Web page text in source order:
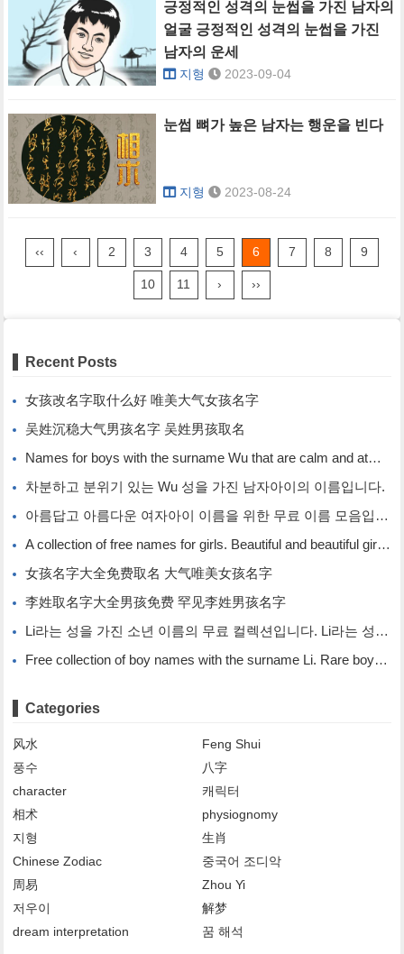
긍정적인 성격의 눈썹을 가진 남자의
얼굴 긍정적인 성격의 눈썹을 가진
남자의 운세
지형 2023-09-04
눈썹 뼈가 높은 남자는 행운을 빈다
지형 2023-08-24
‹‹ ‹ 2 3 4 5 6 7 8 9
10 11 › ››
Recent Posts
女孩改名字取什么好 唯美大气女孩名字
吴姓沉稳大气男孩名字 吴姓男孩取名
Names for boys with the surname Wu that are calm and atmospheric. Names for boys with the surname Wu.
차분하고 분위기 있는 Wu 성을 가진 남자아이의 이름입니다.
아름답고 아름다운 여자아이 이름을 위한 무료 이름 모음입니다.
A collection of free names for girls. Beautiful and beautiful girl names.
女孩名字大全免费取名 大气唯美女孩名字
李姓取名字大全男孩免费 罕见李姓男孩名字
Li라는 성을 가진 소년 이름의 무료 컬렉션입니다. Li라는 성을 가진 희귀한 소년 이름입니다.
Free collection of boy names with the surname Li. Rare boy names with the surname Li.
Categories
风水
Feng Shui
풍수
八字
character
캐릭터
相术
physiognomy
지형
生肖
Chinese Zodiac
중국어 조디악
周易
Zhou Yi
저우이
解梦
dream interpretation
꿈 해석